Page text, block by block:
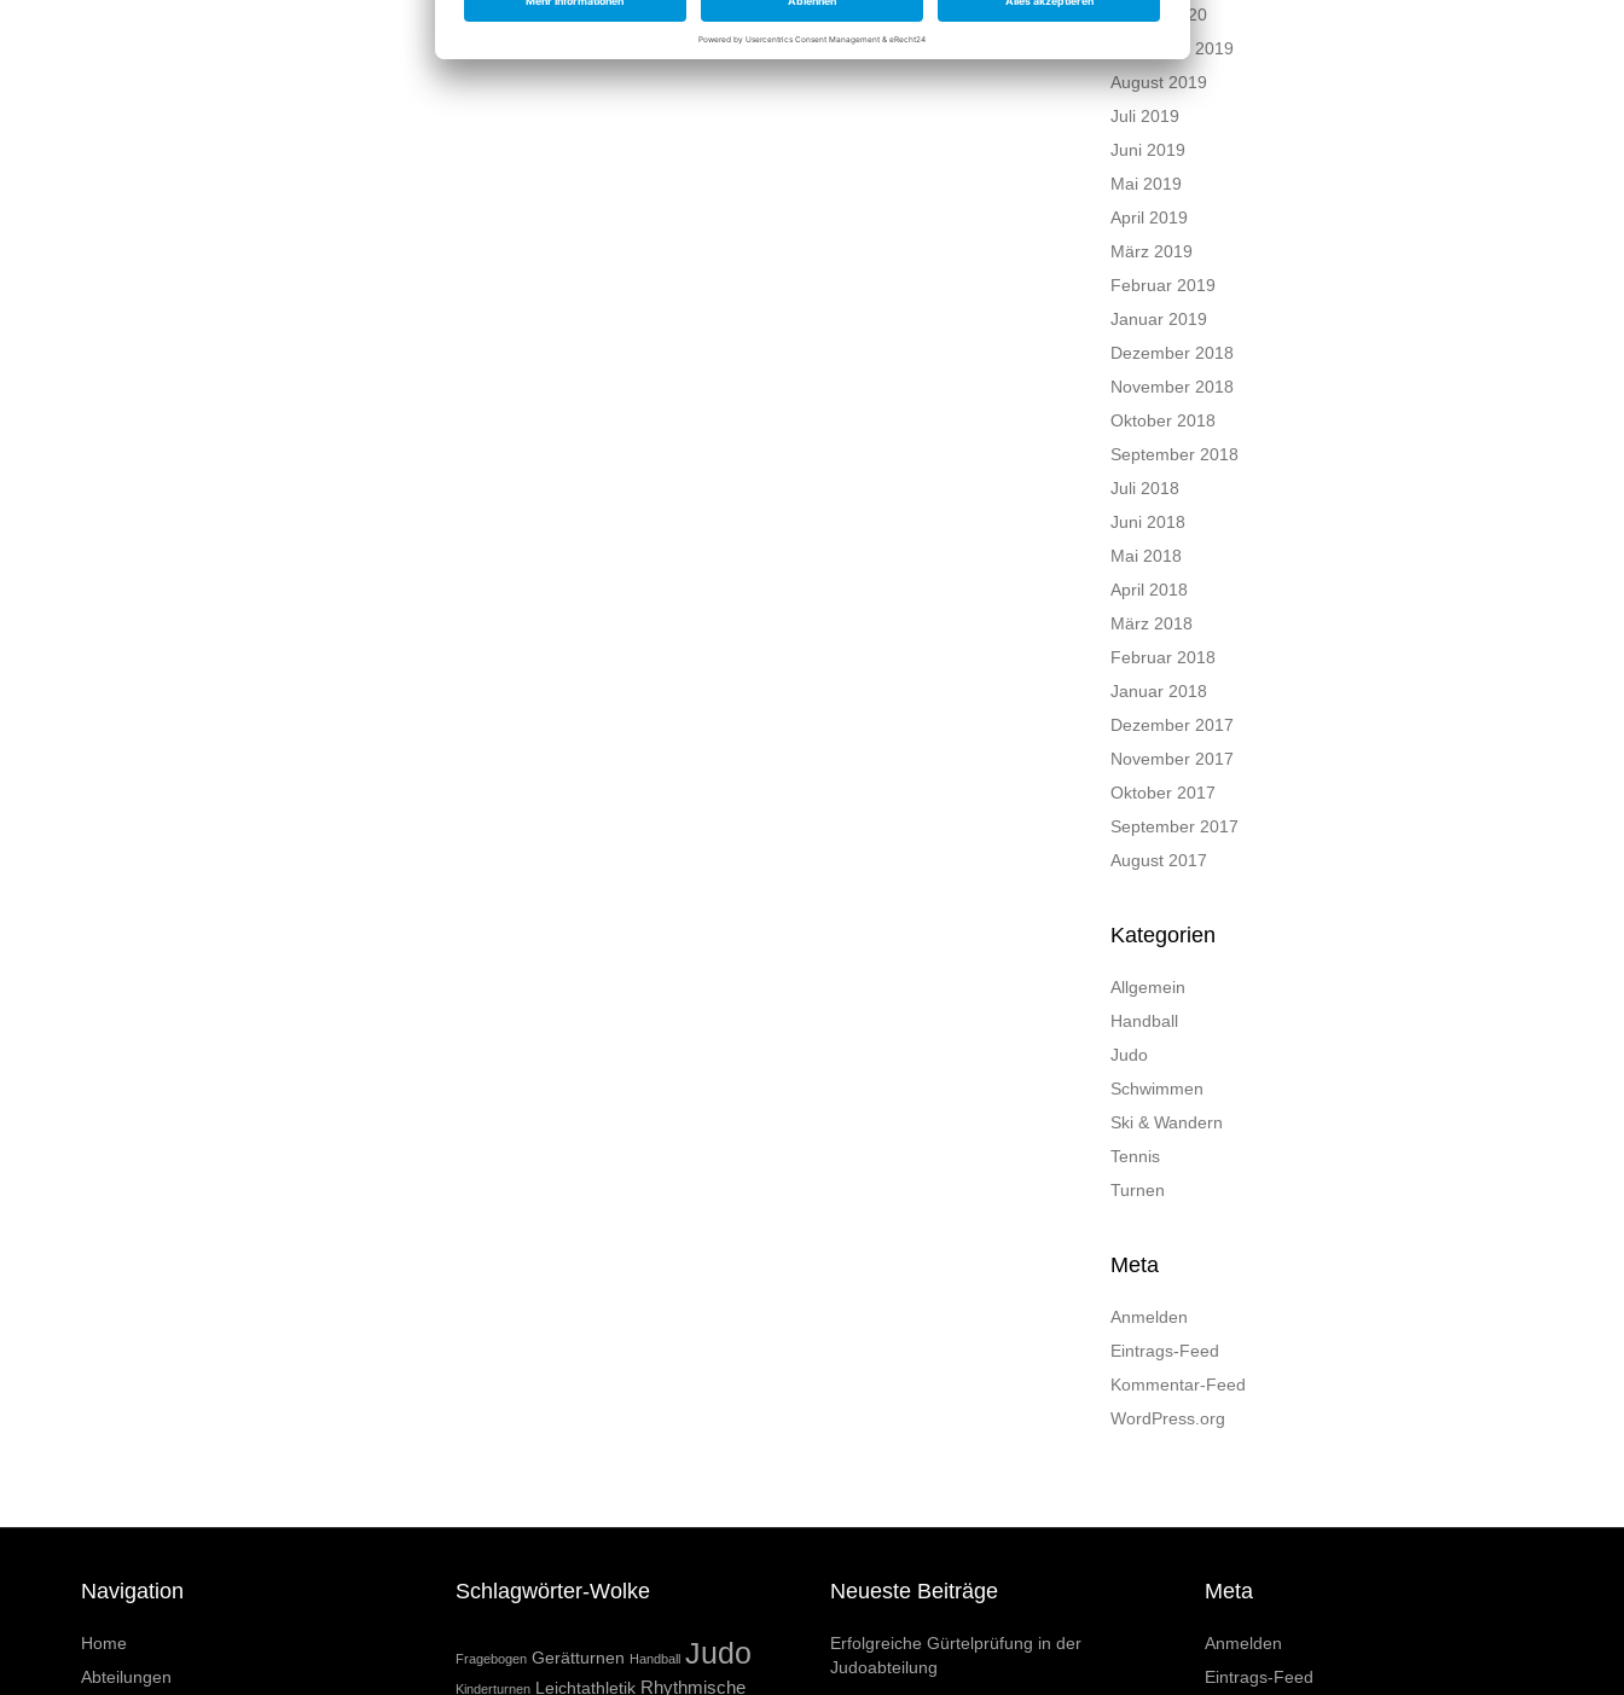
Januar 2020
Dezember 2019
August 2019
Juli 2019
Juni 2019
Mai 2019
April 2019
März 2019
Februar 2019
Januar 2019
Dezember 2018
November 2018
Oktober 2018
September 2018
Juli 2018
Juni 2018
Mai 2018
April 2018
März 2018
Februar 2018
Januar 2018
Dezember 2017
November 2017
Oktober 2017
September 2017
August 2017
Kategorien
Allgemein
Handball
Judo
Schwimmen
Ski & Wandern
Tennis
Turnen
Meta
Anmelden
Eintrags-Feed
Kommentar-Feed
WordPress.org
Navigation
Home
Abteilungen
Schlagwörter-Wolke
Fragebogen Gerätturnen Handball Judo
Kinderturnen Leichtathletik Rhythmische
Neueste Beiträge
Erfolgreiche Gürtelprüfung in der
Judoabteilung
Meta
Anmelden
Eintrags-Feed